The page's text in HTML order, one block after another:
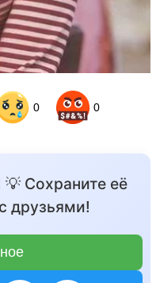
0 0
Сохраните её
друзьями!